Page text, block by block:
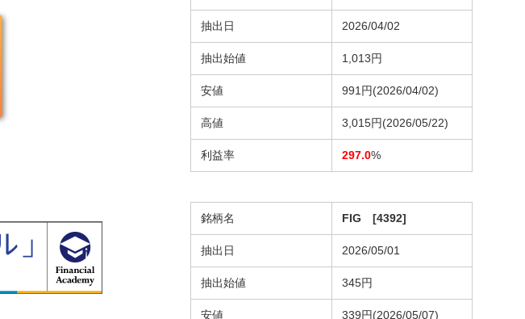
抽出日 2026/04/02
抽出始値 1,013円
安値 991円(2026/04/02)
高値 3,015円(2026/05/22)
利益率 297.0%
銘柄名 FIG [4392]
抽出日 2026/05/01
抽出始値 345円
安値 339円(2026/05/07)